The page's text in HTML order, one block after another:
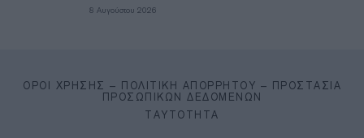
8 Αυγούστου 2026
ΌΡΟΙ ΧΡΉΣΗΣ – ΠΟΛΙΤΙΚΉ ΑΠΟΡΡΉΤΟΥ – ΠΡΟΣΤΑΣΊΑ
ΠΡΟΣΩΠΙΚΏΝ ΔΕΔΟΜΈΝΩΝ
ΤΑΥΤΌΤΗΤΑ